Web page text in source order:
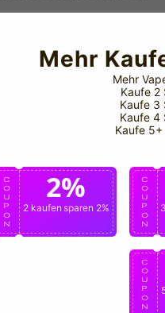
50k Smart-Edition
BEITRAG
Mehr
Mehr
Kaufe 2
Kaufe 3
Kaufe 4
Kaufe 5+
C
O
U
P
O
N
2%
2 kaufen sparen 2%
C
O
U
P
O
N
C
O
U
P
O
N